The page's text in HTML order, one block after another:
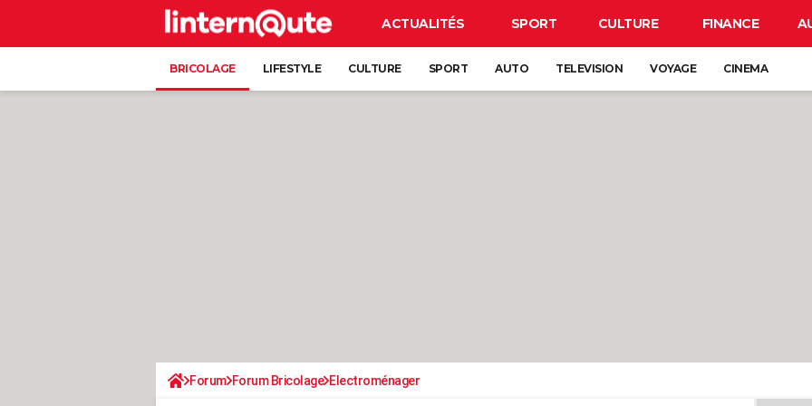
ACTUALITÉS SPORT CULTURE FINANCE
BRICOLAGE LIFESTYLE CULTURE SPORT AUTO TELEVISION VOYAGE CINEMA
Forum Forum Bricolage Electroménager